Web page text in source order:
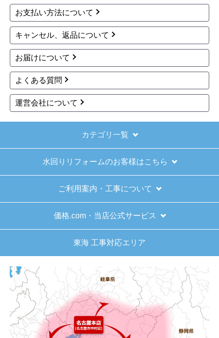
お支払い方法について
キャンセル、返品について
お届けについて
よくある質問
運営会社について
カテゴリ一覧
水回りリフォームのお客様はこちら
ご利用案内・工事について
価格.com・当店公式サービス
東海 工事対応エリア